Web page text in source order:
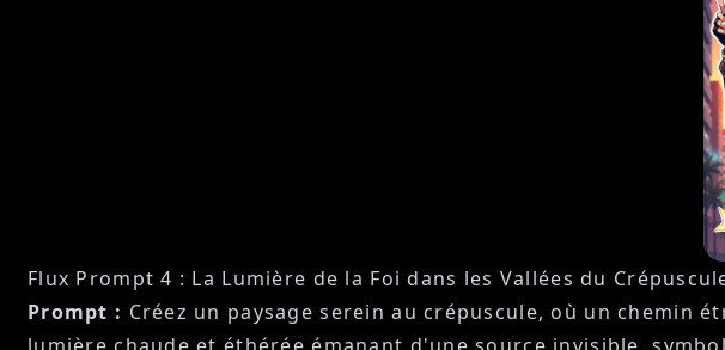
Flux Prompt 4 : La Lumière de la Foi dans les Vallées du
Prompt : Créez un paysage serein au crépuscule, où un chemin